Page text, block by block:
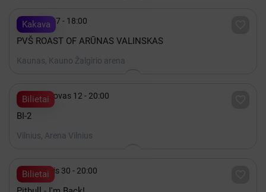
Kakava
 Spalis 17 - 18:00
PVŠ ROAST OF ARŪNAS VALINSKAS
Kaunas, Kauno Žalgirio arena
Bilietai
 2027 Kovas 12 - 20:00
BI-2
Vilnius, Arena Vilnius
Bilietai
 Lapkritis 30 - 20:00